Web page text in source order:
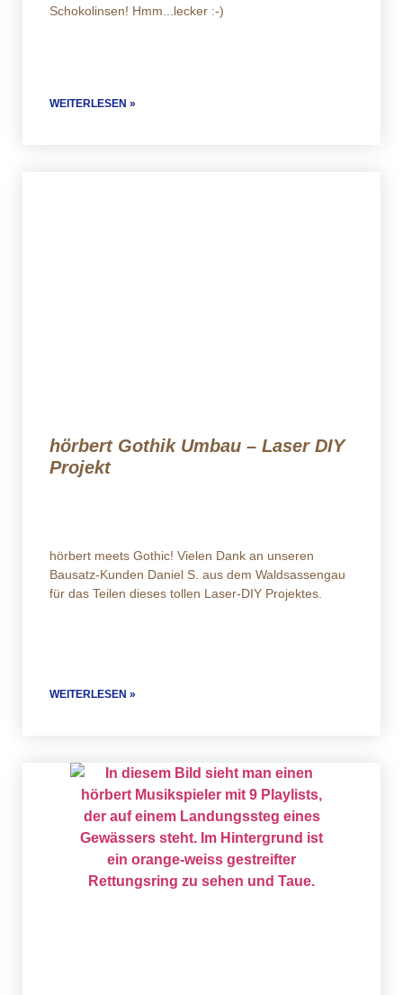
Schokolinsen! Hmm...lecker :-)
WEITERLESEN »
hörbert Gothik Umbau – Laser DIY
Projekt
hörbert meets Gothic! Vielen Dank an unseren
Bausatz-Kunden Daniel S. aus dem Waldsassengau
für das Teilen dieses tollen Laser-DIY Projektes.
WEITERLESEN »